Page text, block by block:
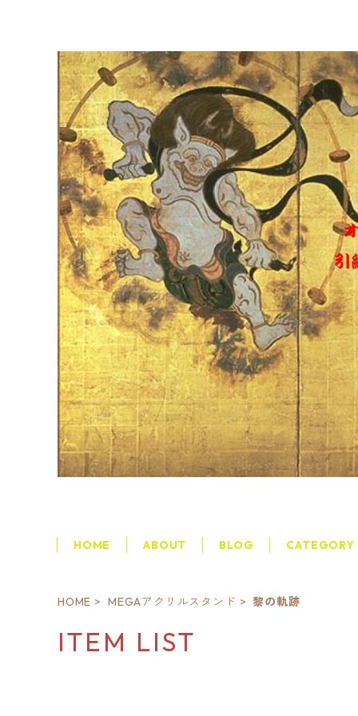
HOME ABOUT BLOG CATEGORY
HOME MEGAアクリルスタンド 黎の軌跡
ITEM LIST